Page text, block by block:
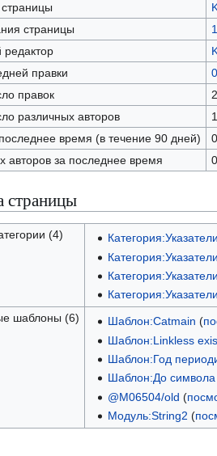
страницы
правки
правок
2
различных авторов
1
время (в течение 90 дней)
0
авторов за последнее время
0
страницы
(4)
шаблоны (6)
Шаблон:Catmain (
Шаблон:Linkless
Шаблон:Год
Шаблон:До символа
@M06504/old (
Модуль:String2 (